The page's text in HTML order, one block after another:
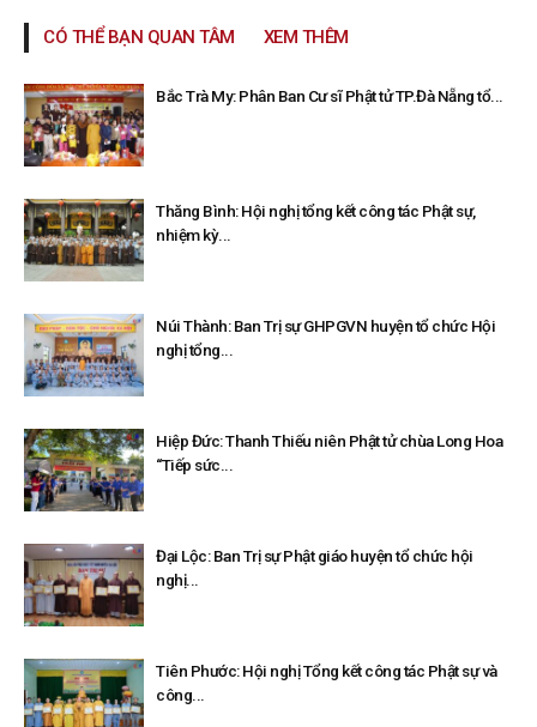
CÓ THỂ BẠN QUAN TÂM XEM THÊM
Bắc Trà My: Phân Ban Cư sĩ Phật tử TP.Đà Nẵng tổ...
Thăng Bình: Hội nghị tổng kết công tác Phật sự,
nhiệm kỳ...
Núi Thành: Ban Trị sự GHPGVN huyện tổ chức Hội
nghị tổng...
Hiệp Đức: Thanh Thiếu niên Phật tử chùa Long Hoa
“Tiếp sức...
Đại Lộc: Ban Trị sự Phật giáo huyện tổ chức hội
nghị...
Tiên Phước: Hội nghị Tổng kết công tác Phật sự và
công...